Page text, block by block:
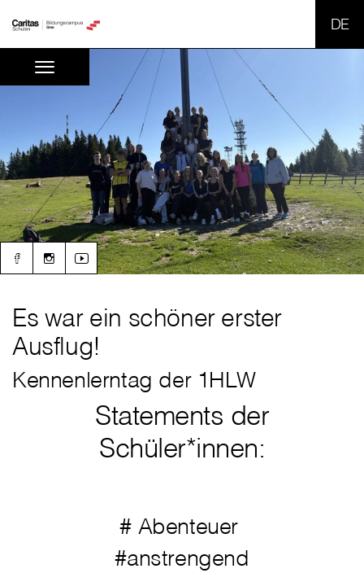
Es war ein schöner erster
Ausflug!
Kennenlerntag der 1HLW
Statements der
Schüler*innen:
# Abenteuer
#anstrengend